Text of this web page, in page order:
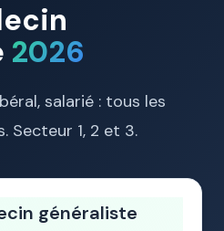
2026
salarié : tous les
Secteur 1, 2 et 3.
généraliste